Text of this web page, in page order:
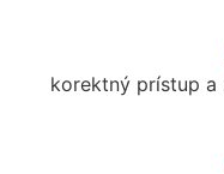
korektný prístup